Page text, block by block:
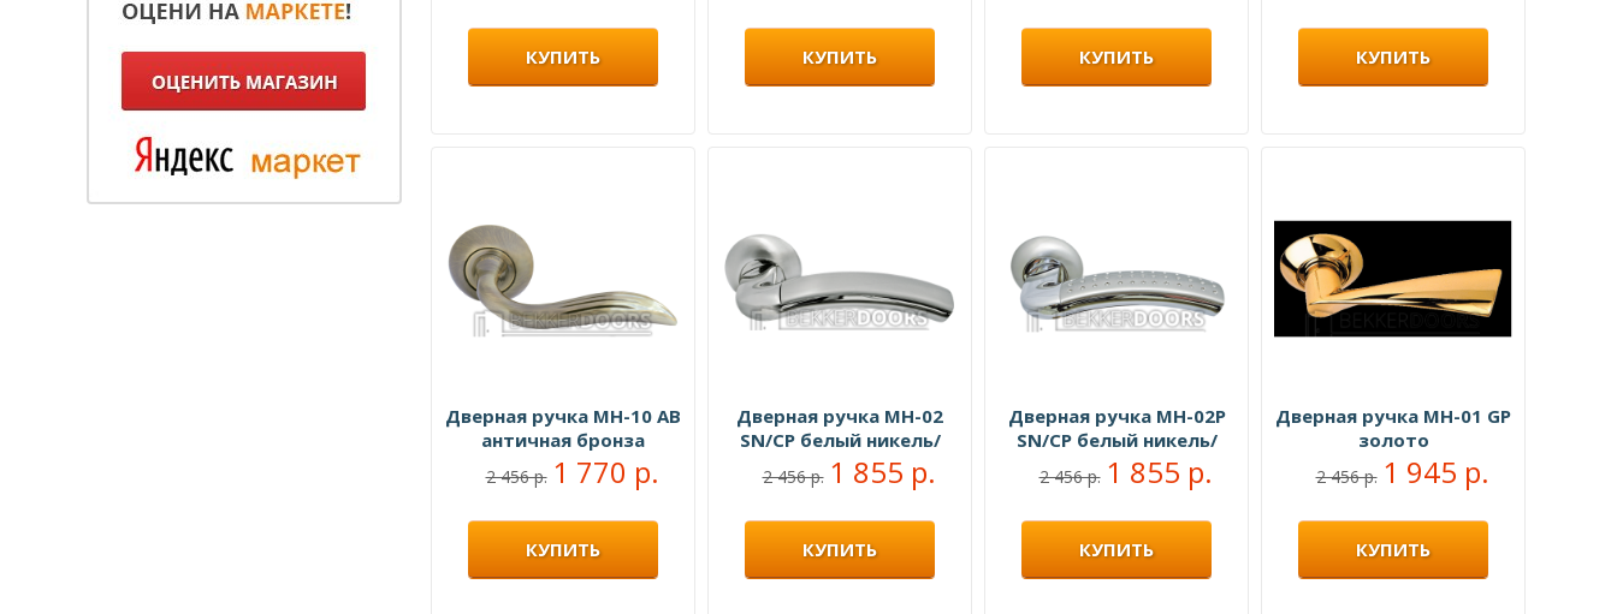
КУПИТЬ КУПИТЬ КУПИТЬ КУПИТЬ
Дверная ручка MH-10 AB
античная бронза
2 456 р. 1 770 р.
КУПИТЬ
Дверная ручка MH-02
SN/CP белый никель/
полированный хром
2 456 р. 1 855 р.
КУПИТЬ
Дверная ручка MH-02P
SN/CP белый никель/
полированный хром
2 456 р. 1 855 р.
КУПИТЬ
Дверная ручка MH-01 GP
золото
2 456 р. 1 945 р.
КУПИТЬ